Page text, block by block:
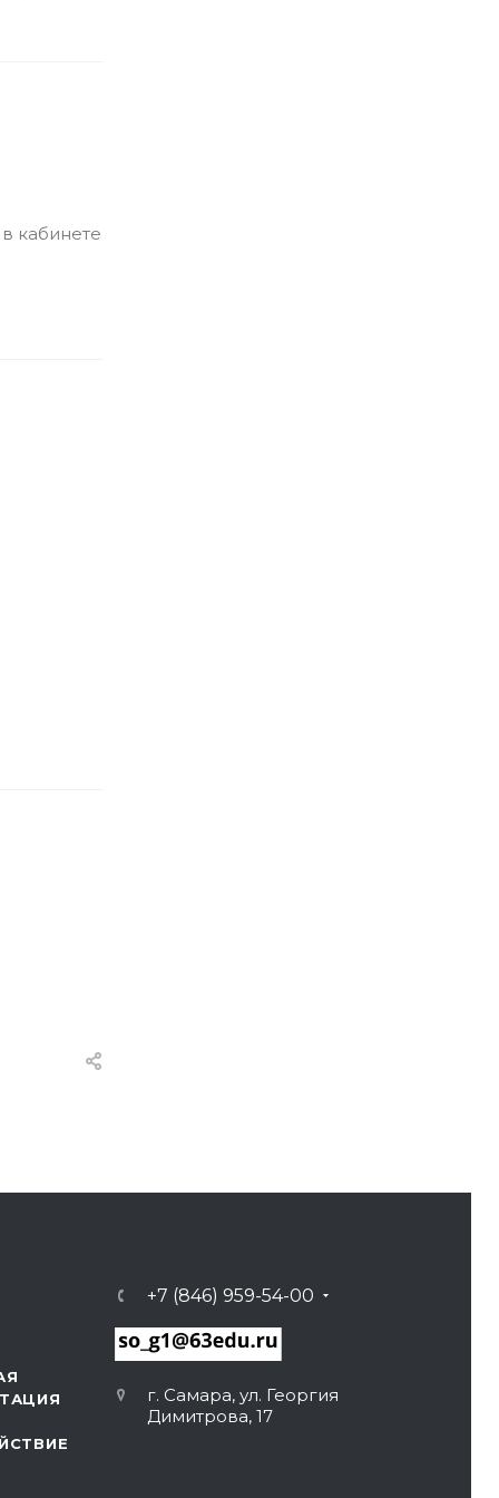
кабинете
+7 (846) 959-54-00
г. Самара, ул. Георгия
Димитрова, 17